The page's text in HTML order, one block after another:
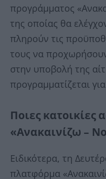
προγράμματος
της οποίας θα
πληρούν τις
τους να
στην υποβολή της
προγραμματίζεται
Ποιες κατοικίες
«Ανακαινίζω –
Ειδικότερα, τη
πλατφόρμα